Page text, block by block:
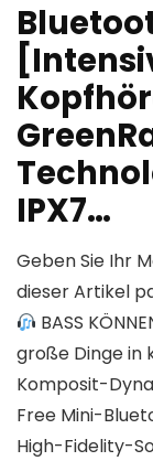
IPX7…
Geben Sie Ihr
dieser Artikel
BASS
große Dinge in
Komposit-
Free Mini-
High-Fidelity-